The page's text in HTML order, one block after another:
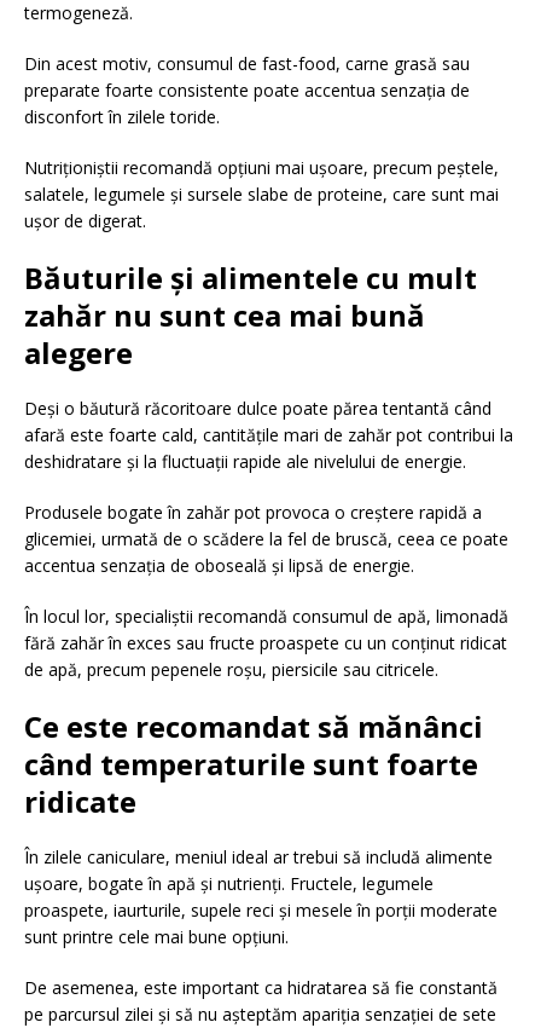
termogeneză.
Din acest motiv, consumul de fast-food, carne grasă sau
preparate foarte consistente poate accentua senzația de
disconfort în zilele toride.
Nutriționiștii recomandă opțiuni mai ușoare, precum peștele,
salatele, legumele și sursele slabe de proteine, care sunt mai
ușor de digerat.
Băuturile și alimentele cu mult
zahăr nu sunt cea mai bună
alegere
Deși o băutură răcoritoare dulce poate părea tentantă când
afară este foarte cald, cantitățile mari de zahăr pot contribui la
deshidratare și la fluctuații rapide ale nivelului de energie.
Produsele bogate în zahăr pot provoca o creștere rapidă a
glicemiei, urmată de o scădere la fel de bruscă, ceea ce poate
accentua senzația de oboseală și lipsă de energie.
În locul lor, specialiștii recomandă consumul de apă, limonadă
fără zahăr în exces sau fructe proaspete cu un conținut ridicat
de apă, precum pepenele roșu, piersicile sau citricele.
Ce este recomandat să mănânci
când temperaturile sunt foarte
ridicate
În zilele caniculare, meniul ideal ar trebui să includă alimente
ușoare, bogate în apă și nutrienți. Fructele, legumele
proaspete, iaurturile, supele reci și mesele în porții moderate
sunt printre cele mai bune opțiuni.
De asemenea, este important ca hidratarea să fie constantă
pe parcursul zilei și să nu așteptăm apariția senzației de sete